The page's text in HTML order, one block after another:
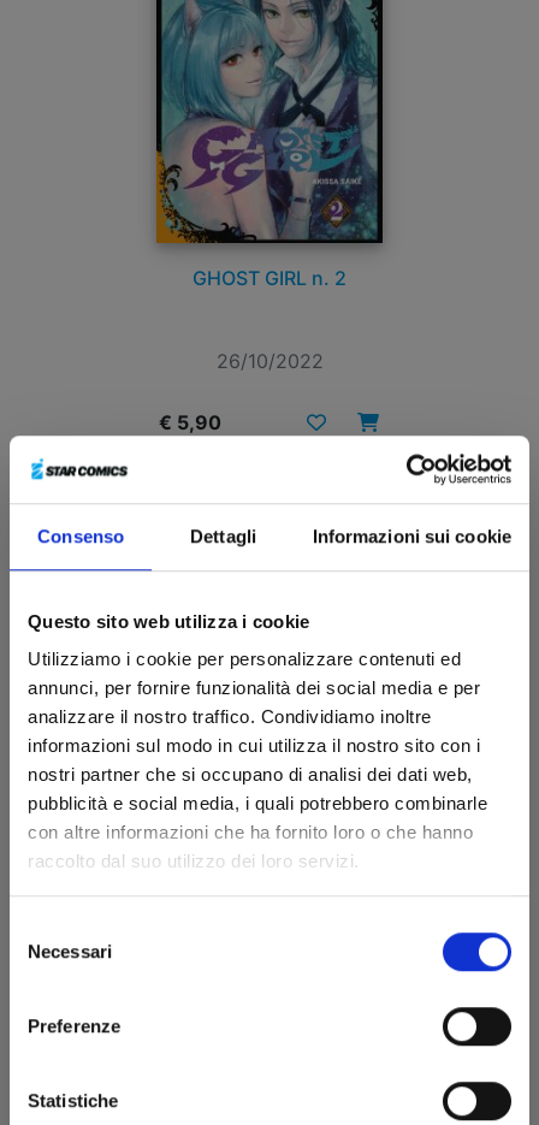
Consenso Dettagli Informazioni sui cookie
Questo sito web utilizza i cookie
Utilizziamo i cookie per personalizzare contenuti ed
annunci, per fornire funzionalità dei social media e per
analizzare il nostro traffico. Condividiamo inoltre
informazioni sul modo in cui utilizza il nostro sito con i
nostri partner che si occupano di analisi dei dati web,
pubblicità e social media, i quali potrebbero combinarle
con altre informazioni che ha fornito loro o che hanno
raccolto dal suo utilizzo dei loro servizi.
delNecessari
Preferenze
Statistiche
GHOST GIRL n. 2
26/10/2022
€ 5,90
GHOST GIRL n. 1